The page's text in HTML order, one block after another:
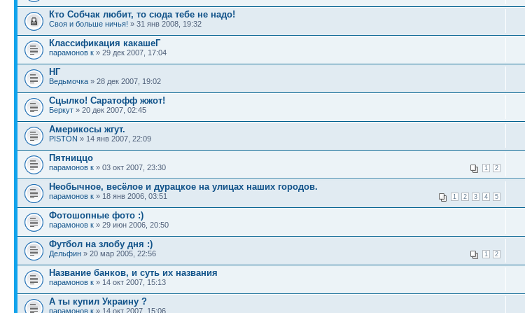
Кто Собчак любит, то сюда тебе не надо!
Своя и больше ничья! » 31 янв 2008, 19:32
Классификация какашеГ
парамонов к » 29 дек 2007, 17:04
НГ
Ведьмочка » 28 дек 2007, 19:02
Сцылко! Саратофф жжот!
Беркут » 20 дек 2007, 02:45
Америкосы жгут.
PISTON » 14 янв 2007, 22:09
Пятниццо
1 2
парамонов к » 03 окт 2007, 23:30
Необычное, весёлое и дурацкое на улицах наших городов.
1 2 3 4 5
парамонов к » 18 янв 2006, 03:51
Фотошопные фото :)
парамонов к » 29 июн 2006, 20:50
Футбол на злобу дня :)
1 2
Дельфин » 20 мар 2005, 22:56
Название банков, и суть их названия
парамонов к » 14 окт 2007, 15:13
А ты купил Украину ?
парамонов к » 14 окт 2007, 15:06